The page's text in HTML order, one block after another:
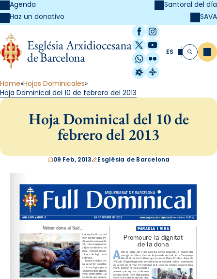
Agenda
Haz un donativo
Santoral del día
SAVA
Facebook
Instagram
X / Twitter
YouTube
WhatsApp
Flickr
Radio Estel
Catalunya
ES Buscar
Home Hojas Dominicales
Hoja Dominical del 10 de febrero del 2013
Hoja Dominical del 10 de
febrero del 2013
09 Feb, 2013 Església de Barcelona
www.arqbcn.cat / Aportació voluntària: 0,30